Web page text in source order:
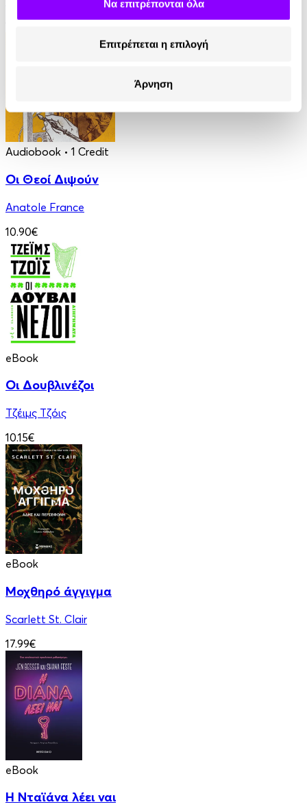
Να επιτρέπονται όλα
Επιτρέπεται η επιλογή
Άρνηση
Audiobook • 1 Credit
Οι Θεοί Διψούν
Anatole France
10.90€
eBook
Οι Δουβλινέζοι
Τζέιμς Τζόις
10.15€
eBook
Μοχθηρό άγγιγμα
Scarlett St. Clair
17.99€
eBook
Η Νταϊάνα λέει ναι